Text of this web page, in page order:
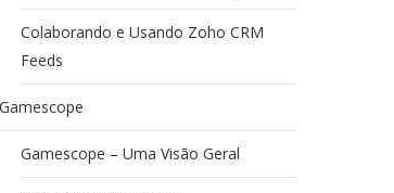
Colaborando e Usando Zoho CRM
Feeds
Gamescope
Gamescope – Uma Visão Geral